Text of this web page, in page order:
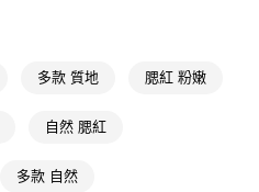
多款 質地 腮紅 粉嫩
自然 腮紅
多款 自然